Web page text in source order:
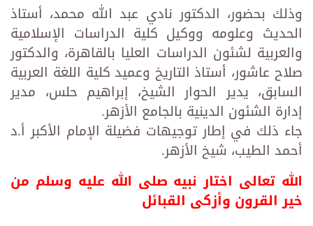
وذلك بحضور، الدكتور نادي عبد الله محمد، أستاذ
الحديث وعلومه ووكيل كلية الدراسات الإسلامية
والعربية لشئون الدراسات العليا بالقاهرة، والدكتور
صلاح عاشور، أستاذ التاريخ وعميد كلية اللغة العربية
السابق، يدير الحوار الشيخ، إبراهيم حلس، مدير
إدارة الشئون الدينية بالجامع الأزهر.
جاء ذلك في إطار توجيهات فضيلة الإمام الأكبر أ.د
أحمد الطيب، شيخ الأزهر.
الله تعالى اختار نبيه صلى الله عليه وسلم من
خير القرون وأزكى القبائل